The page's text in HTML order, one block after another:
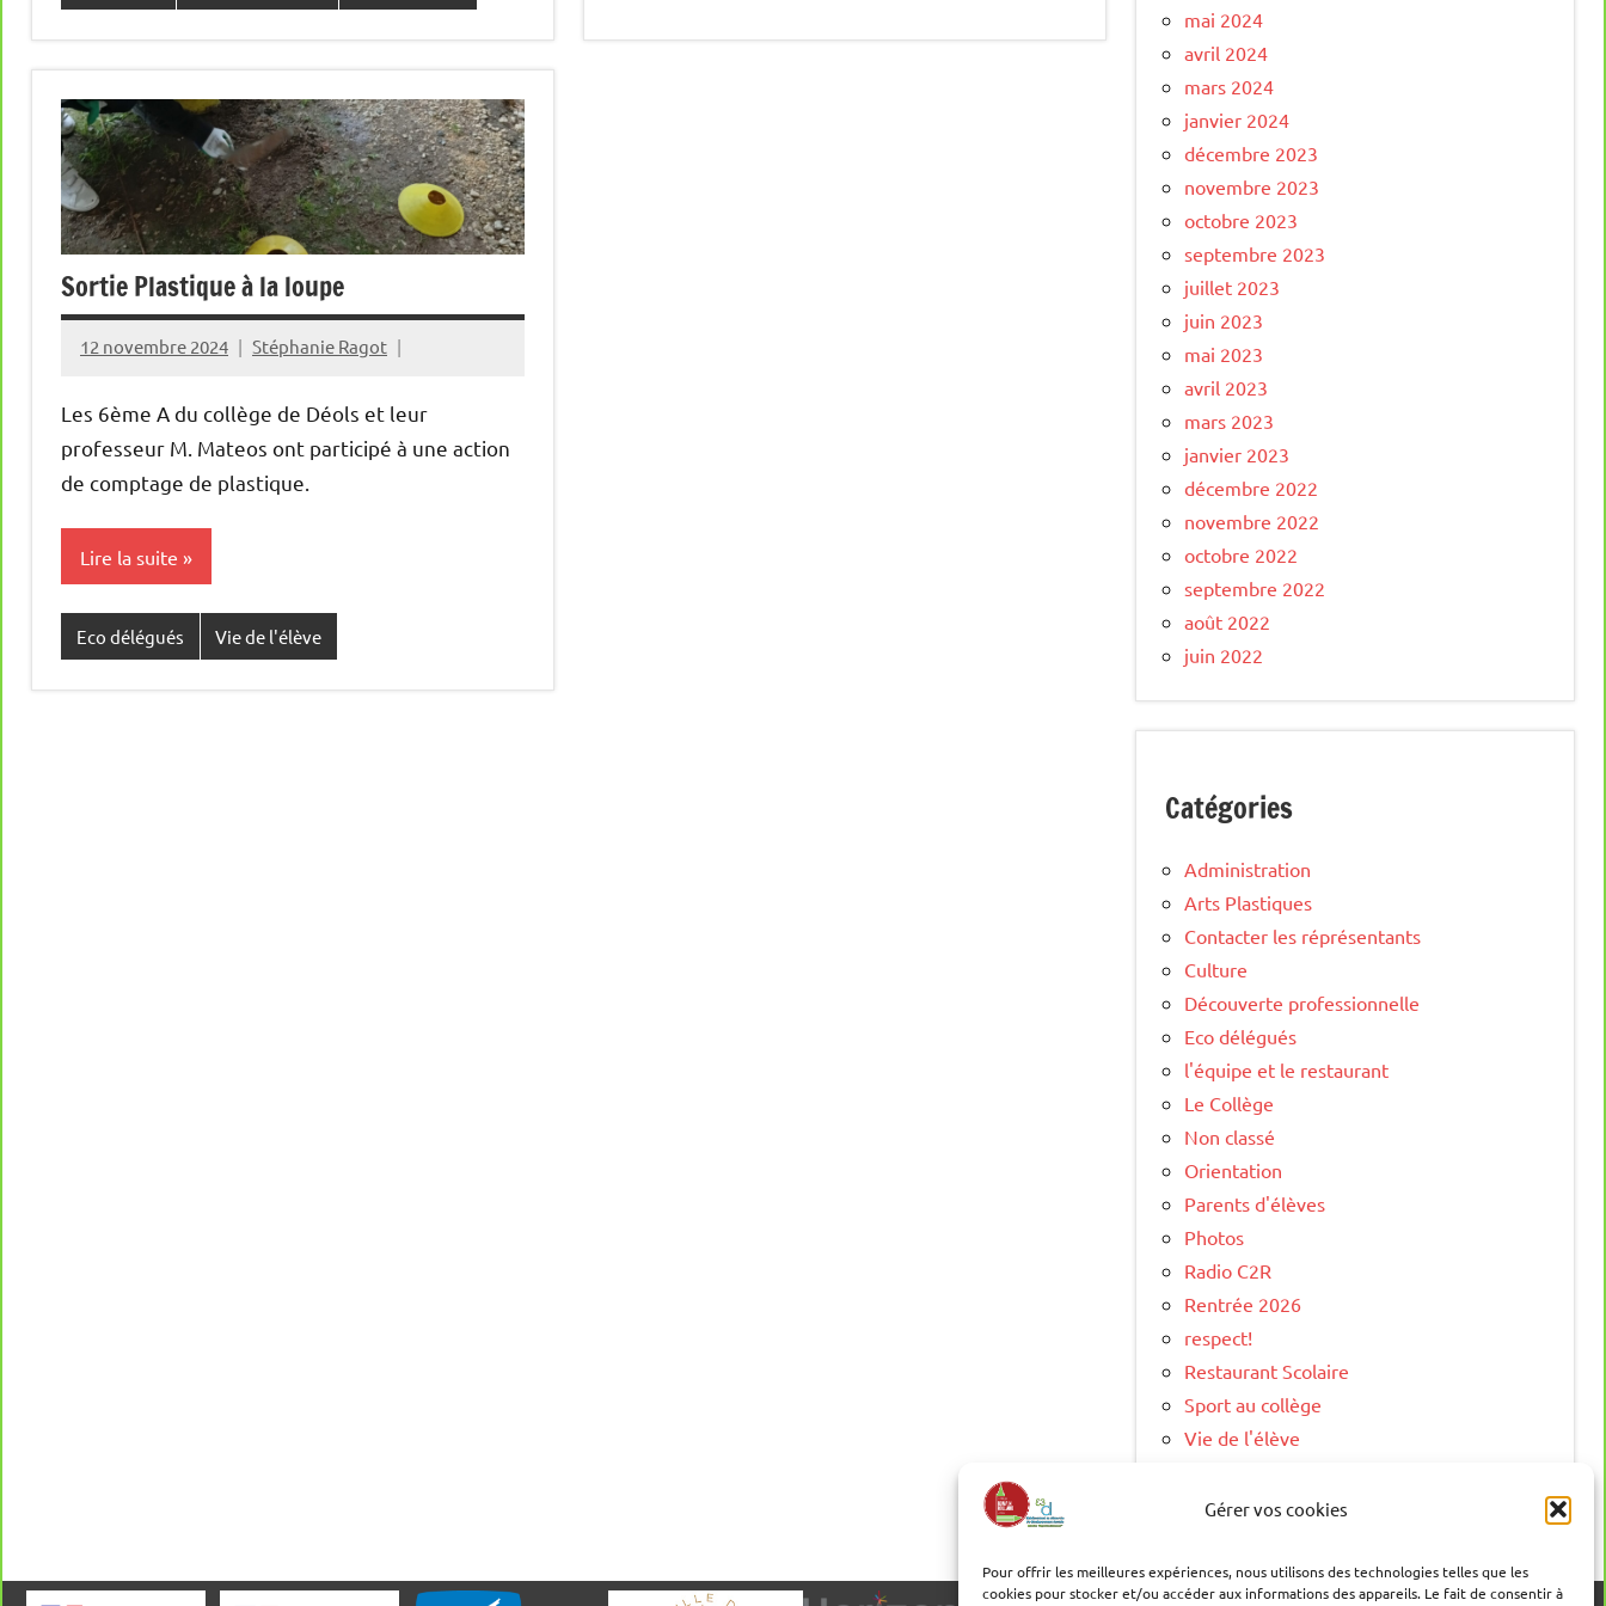
Gérer vos cookies
Pour offrir les meilleures expériences, nous utilisons des technologies telles que les
cookies pour stocker et/ou accéder aux informations des appareils. Le fait de consentir à
Sortie Plastique à la loupe
12 novembre 2024 Stéphanie Ragot
Les 6ème A du collège de Déols et leur
professeur M. Mateos ont participé à une action
de comptage de plastique.
Lire la suite
Eco délégués Vie de l'élève
mai 2024
avril 2024
mars 2024
janvier 2024
décembre 2023
novembre 2023
octobre 2023
septembre 2023
juillet 2023
juin 2023
mai 2023
avril 2023
mars 2023
janvier 2023
décembre 2022
novembre 2022
octobre 2022
septembre 2022
août 2022
juin 2022
Catégories
Administration
Arts Plastiques
Contacter les réprésentants
Culture
Découverte professionnelle
Eco délégués
l'équipe et le restaurant
Le Collège
Non classé
Orientation
Parents d'élèves
Photos
Radio C2R
Rentrée 2026
respect!
Restaurant Scolaire
Sport au collège
Vie de l'élève
Visite Virtuelle